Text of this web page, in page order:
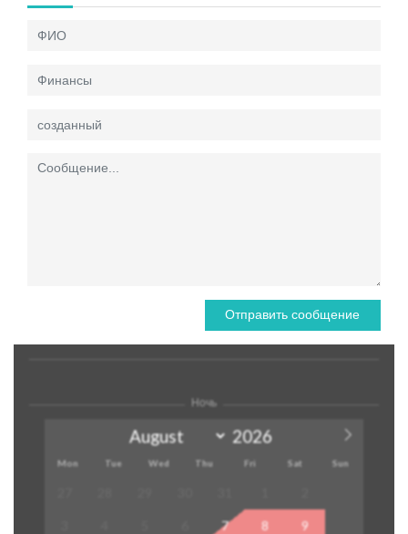
Отправить сообщение
Ночь
Mon Tue Wed Thu Fri Sat Sun
7 8 9